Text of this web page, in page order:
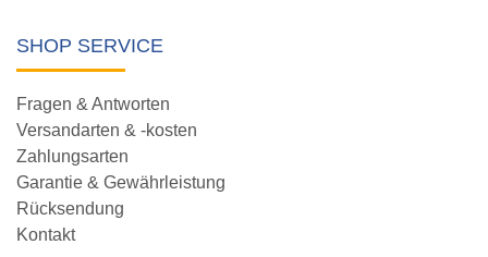
SHOP SERVICE
Fragen & Antworten
Versandarten & -kosten
Zahlungsarten
Garantie & Gewährleistung
Rücksendung
Kontakt